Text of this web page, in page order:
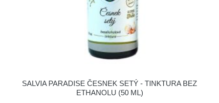
SALVIA PARADISE ČESNEK SETÝ - TINKTURA BEZ
ETHANOLU (50 ML)